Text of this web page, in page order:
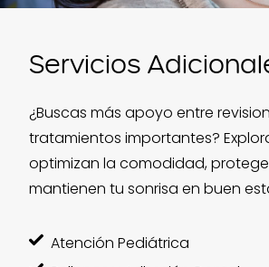
Servicios
¿Buscas más apoyo entre
tratamientos importantes?
optimizan la comodidad,
mantienen tu sonrisa en buen
Atención Pediátrica